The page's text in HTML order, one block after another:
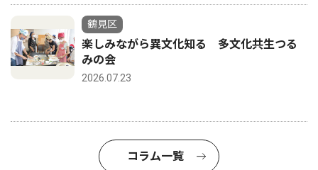
鶴見区
楽しみながら異文化知る 多文化共生つる
みの会
2026.07.23
コラム一覧